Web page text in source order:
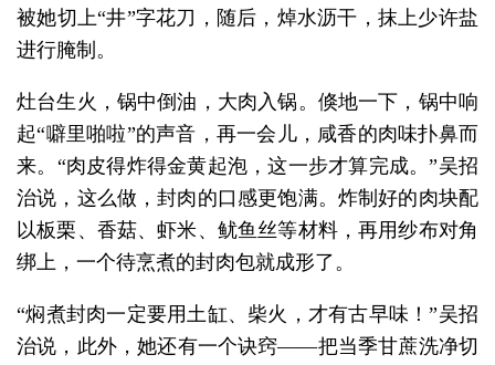
被她切上“井”字花刀，随后，焯水沥干，抹上少许盐
进行腌制。
灶台生火，锅中倒油，大肉入锅。倏地一下，锅中响
起“噼里啪啦”的声音，再一会儿，咸香的肉味扑鼻而
来。“肉皮得炸得金黄起泡，这一步才算完成。”吴招
治说，这么做，封肉的口感更饱满。炸制好的肉块配
以板栗、香菇、虾米、鱿鱼丝等材料，再用纱布对角
绑上，一个待烹煮的封肉包就成形了。
“焖煮封肉一定要用土缸、柴火，才有古早味！”吴招
治说，此外，她还有一个诀窍——把当季甘蔗洗净切